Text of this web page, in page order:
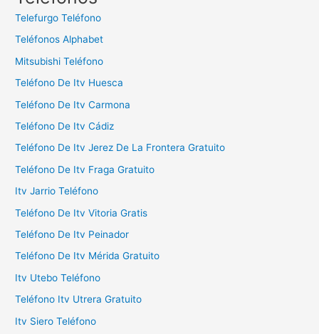
Telefurgo Teléfono
Teléfonos Alphabet
Mitsubishi Teléfono
Teléfono De Itv Huesca
Teléfono De Itv Carmona
Teléfono De Itv Cádiz
Teléfono De Itv Jerez De La Frontera Gratuito
Teléfono De Itv Fraga Gratuito
Itv Jarrio Teléfono
Teléfono De Itv Vitoria Gratis
Teléfono De Itv Peinador
Teléfono De Itv Mérida Gratuito
Itv Utebo Teléfono
Teléfono Itv Utrera Gratuito
Itv Siero Teléfono